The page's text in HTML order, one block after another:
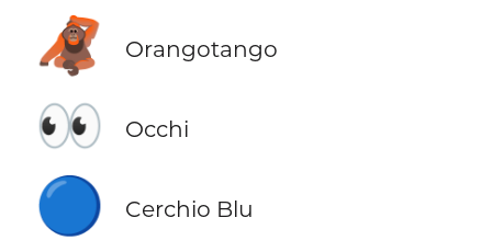
🦧 Orangotango
👀 Occhi
🔵 Cerchio Blu